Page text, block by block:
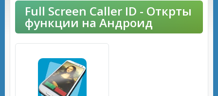
Full Screen Caller ID - Открты
функции на Андроид